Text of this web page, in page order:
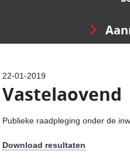
22-01-2019
Vastelaovend
Publieke raadpleging onder de
Download resultaten